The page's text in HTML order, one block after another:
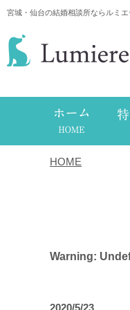
宮城・仙台の結婚相談所ならルミ
HOME
Warning:
2020/5/23